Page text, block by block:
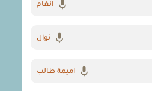
انغام
نوال
اميمة طالب